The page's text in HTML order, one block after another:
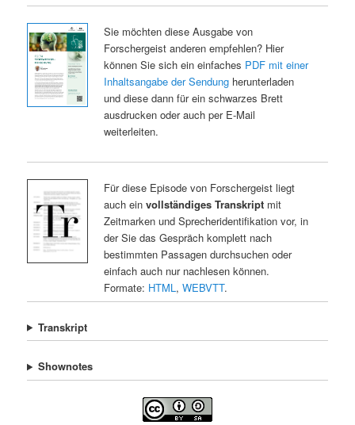
Sie möchten diese Ausgabe von
Forschergeist anderen empfehlen? Hier
können Sie sich ein einfaches PDF mit einer
Inhaltsangabe der Sendungherunterladen
und diese dann für ein schwarzes Brett
ausdrucken oder auch per E-Mail
weiterleiten.
Für diese Episode von Forschergeist liegt
auch ein vollständiges Transkriptmit
Zeitmarken und Sprecheridentifikation vor, in
der Sie das Gespräch komplett nach
bestimmten Passagen durchsuchen oder
einfach auch nur nachlesen können.
Formate: HTML, WEBVTT.
Transkript
Shownotes